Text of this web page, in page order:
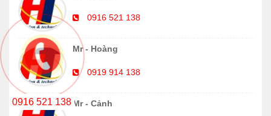
0916 521 138
Mr - Hoàng
0919 914 138
Mr - Cảnh
0916 521 138